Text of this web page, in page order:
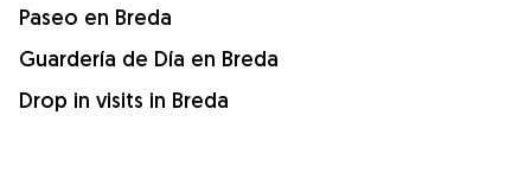
Paseo en Breda
Guardería de Día en Breda
Drop in visits in Breda